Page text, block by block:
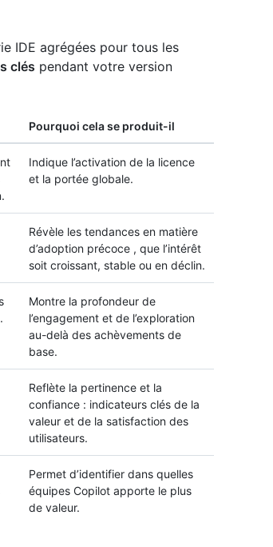
IDE agrégées pour tous les
clés pendant votre version
Pourquoi cela se produit-il
Indique l’activation de la licence
et la portée globale.
Révèle les tendances en matière
d’adoption précoce , que l’intérêt
soit croissant, stable ou en déclin.
Montre la profondeur de
l’engagement et de l’exploration
au-delà des achèvements de
base.
Reflète la pertinence et la
confiance : indicateurs clés de la
valeur et de la satisfaction des
utilisateurs.
Permet d’identifier dans quelles
équipes Copilot apporte le plus
de valeur.